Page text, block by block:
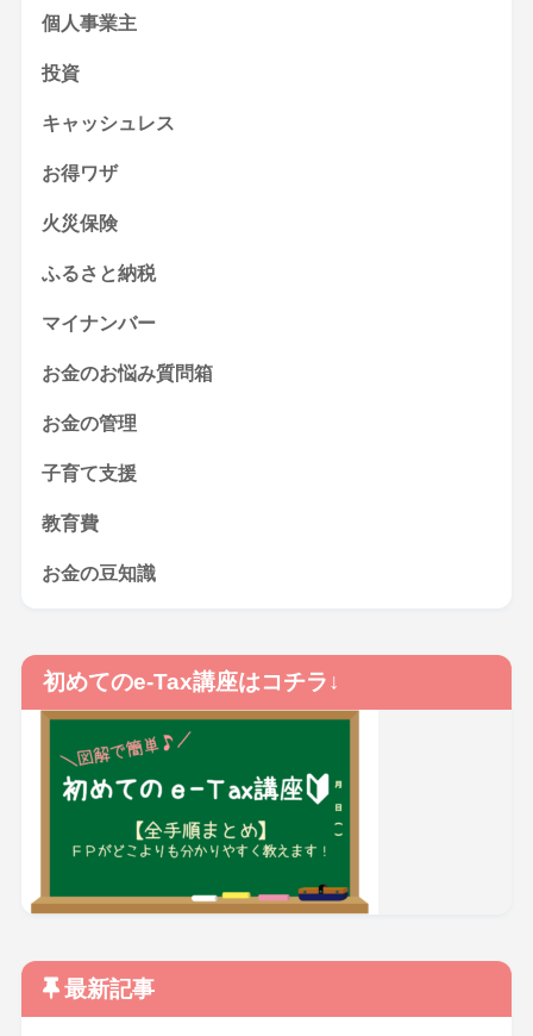
個人事業主
投資
キャッシュレス
お得ワザ
火災保険
ふるさと納税
マイナンバー
お金のお悩み質問箱
お金の管理
子育て支援
教育費
お金の豆知識
初めてのe-Tax講座はコチラ↓
最新記事